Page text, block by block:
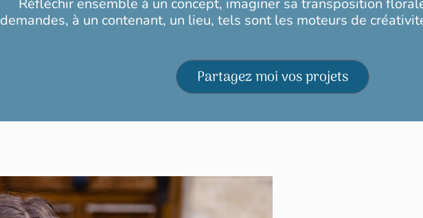
demandes, à un contenant, un lieu, tels sont les moteurs de
Partagez moi vos projets